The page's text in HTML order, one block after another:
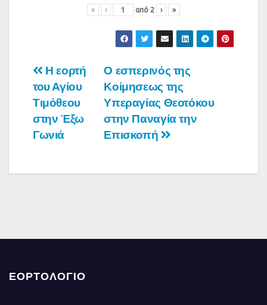
« ‹ από 2 › »
Πλοήγηση
άρθρων
Ο εσπερινός της
Κοίμησεως της
Υπεραγίας Θεοτόκου
στην Παναγία την
Επισκοπή
Η εορτή
του Αγίου
Τιμόθεου
στην Έξω
Γωνιά
ΕΟΡΤΟΛΟΓΙΟ